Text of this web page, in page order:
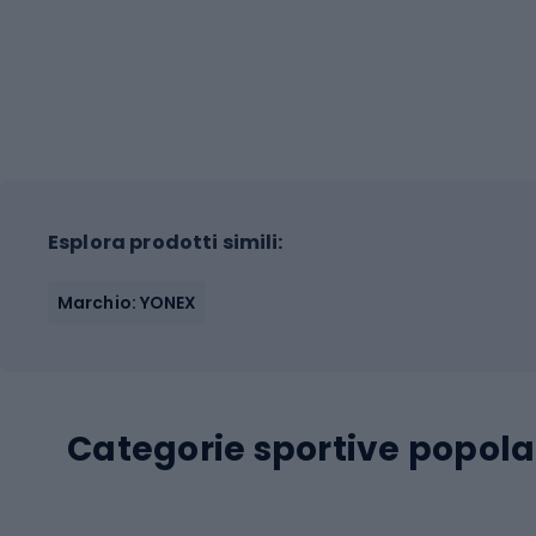
Esplora prodotti simili:
Marchio: YONEX
Categorie sportive